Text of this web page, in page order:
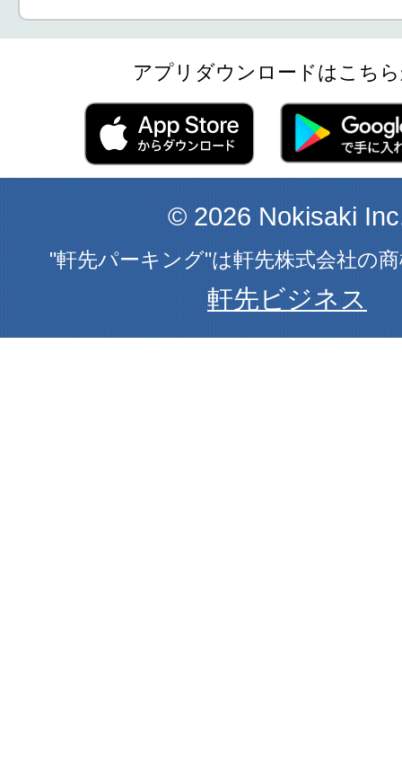
アプリダウンロードはこち
© 2026 Nokisaki
"軒先パーキング"は軒先株式会社の
軒先ビジネス